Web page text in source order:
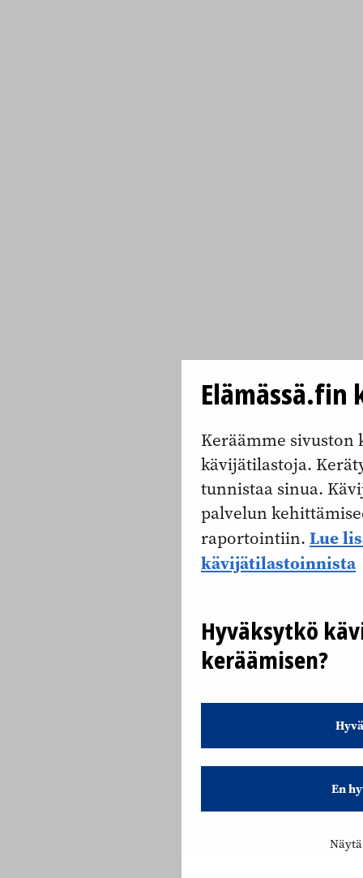
Keräämme sivuston
kävijätilastoja.
tunnistaa sinua.
palvelun
raportointiin. Lue
kävijätilastoinnista
Hyväksytkö
keräämisen?
En